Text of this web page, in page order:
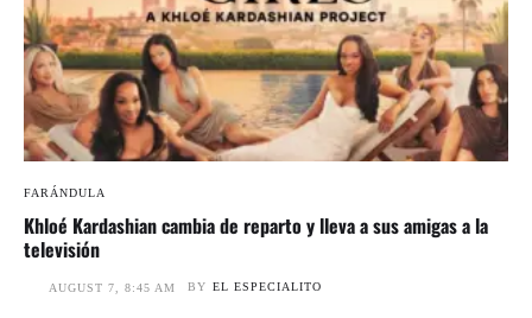
FARÁNDULA
Khloé Kardashian cambia de reparto y lleva a sus amigas a la
televisión
AUGUST 7, 8:45 AM BY EL ESPECIALITO